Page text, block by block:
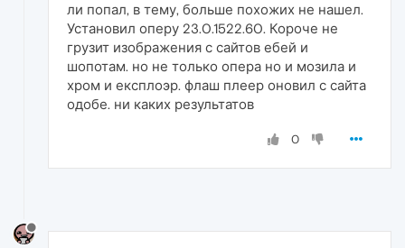
ли попал, в тему, больше похожих не нашел.
Установил оперу 23.0.1522.60. Короче не
грузит изображения с сайтов ебей и
шопотам. но не только опера но и мозила и
хром и експлоэр. флаш плеер оновил с сайта
одобе. ни каких результатов
0